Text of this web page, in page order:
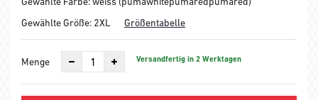
Gewählte Größe: 2XL Größentabelle
Menge Versandfertig in 2 Werktagen